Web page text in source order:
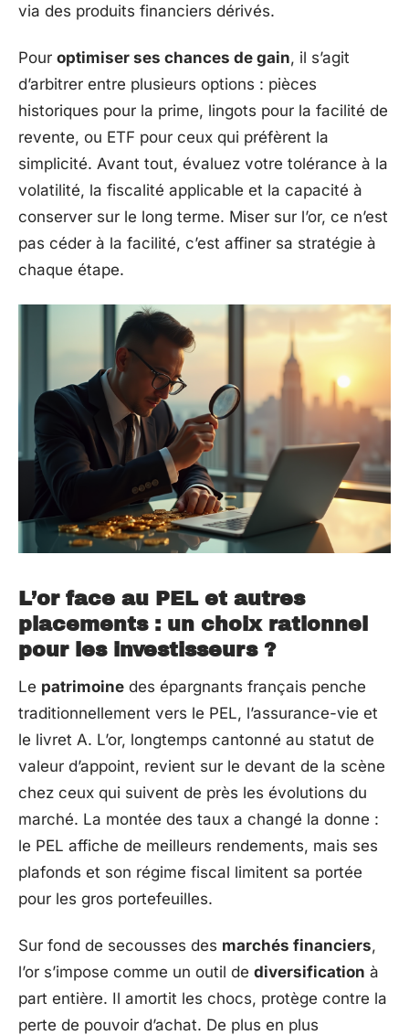
via des produits financiers dérivés.
Pour optimiser ses chances de gain, il s’agit
d’arbitrer entre plusieurs options : pièces
historiques pour la prime, lingots pour la facilité de
revente, ou ETF pour ceux qui préfèrent la
simplicité. Avant tout, évaluez votre tolérance à la
volatilité, la fiscalité applicable et la capacité à
conserver sur le long terme. Miser sur l’or, ce n’est
pas céder à la facilité, c’est affiner sa stratégie à
chaque étape.
L’or face au PEL et autres
placements : un choix rationnel
pour les investisseurs ?
Le patrimoine des épargnants français penche
traditionnellement vers le PEL, l’assurance-vie et
le livret A. L’or, longtemps cantonné au statut de
valeur d’appoint, revient sur le devant de la scène
chez ceux qui suivent de près les évolutions du
marché. La montée des taux a changé la donne :
le PEL affiche de meilleurs rendements, mais ses
plafonds et son régime fiscal limitent sa portée
pour les gros portefeuilles.
Sur fond de secousses des marchés financiers,
l’or s’impose comme un outil de diversification à
part entière. Il amortit les chocs, protège contre la
perte de pouvoir d’achat. De plus en plus